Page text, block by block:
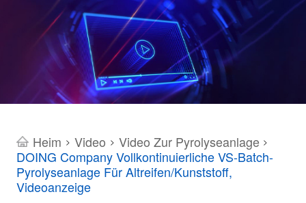
Heim > Video > Video Zur Pyrolyseanlage >
DOING Company Vollkontinuierliche VS-Batch-
Pyrolyseanlage Für Altreifen/Kunststoff,
Videoanzeige